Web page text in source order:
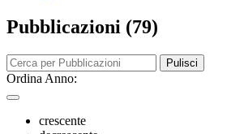
Pubblicazioni (79)
Pulisci
Ordina Anno:
crescente